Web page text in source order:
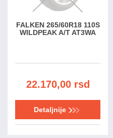
FALKEN 265/60R18 110S
WILDPEAK A/T AT3WA
22.170,00 rsd
Detaljnije